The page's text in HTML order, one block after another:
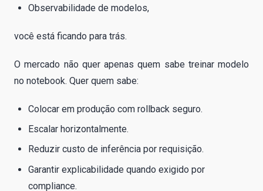
Observabilidade de modelos,
você está ficando para trás.
O mercado não quer apenas quem sabe treinar modelo
no notebook. Quer quem sabe:
Colocar em produção com rollback seguro.
Escalar horizontalmente.
Reduzir custo de inferência por requisição.
Garantir explicabilidade quando exigido por
compliance.